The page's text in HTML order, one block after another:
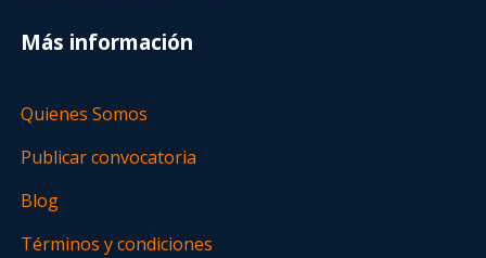
Más información
Quienes Somos
Publicar convocatoria
Blog
Términos y condiciones